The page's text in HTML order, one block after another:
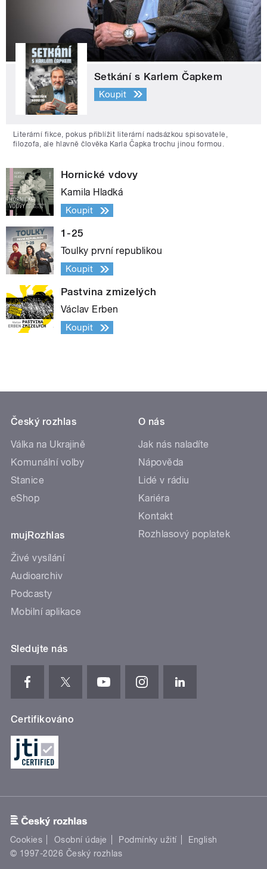
Setkání s Karlem Čapkem
Koupit
Literární fikce, pokus přiblížit literární nadsázkou spisovatele,
filozofa, ale hlavně člověka Karla Čapka trochu jinou formou.
Hornické vdovy
Kamila Hladká
Koupit
1-25
Toulky první republikou
Koupit
Pastvina zmizelých
Václav Erben
Koupit
Český rozhlas
Válka na Ukrajině
Komunální volby
Stanice
eShop
mujRozhlas
Živé vysílání
Audioarchiv
Podcasty
Mobilní aplikace
O nás
Jak nás naladíte
Nápověda
Lidé v rádiu
Kariéra
Kontakt
Rozhlasový poplatek
Sledujte nás
Certifikováno
Cookies Osobní údaje Podmínky užití
English
© 1997-2026 Český rozhlas